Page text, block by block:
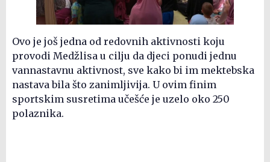
Ovo je još jedna od redovnih aktivnosti koju
provodi Medžlisa u cilju da djeci ponudi jednu
vannastavnu aktivnost, sve kako bi im mektebska
nastava bila što zanimljivija. U ovim finim
sportskim susretima učešće je uzelo oko 250
polaznika.